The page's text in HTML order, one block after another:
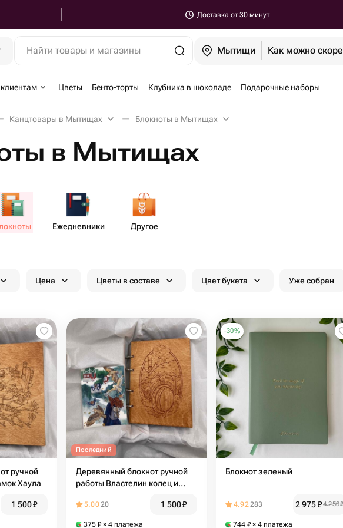
Доставка от 30 минут
Найти товары и магазины Мытищи Как можно
Цветы Бенто-торты Клубника в шоколаде Подарочные наборы
Канцтовары в Мытищах Блокноты в Мытищах
в Мытищах
Ежедн​евники Другое
Цена Цветы в составе Цвет букета Уже собран
ручной
Хаула
1 500₽
Последний
Деревянный блокнот ручной
работы Властелин колец и
5.0020 1 500₽
375 ₽ × 4 платежа
-30%
Блокнот зеленый
4.92283 2 975₽4 250
744 ₽ × 4 платежа